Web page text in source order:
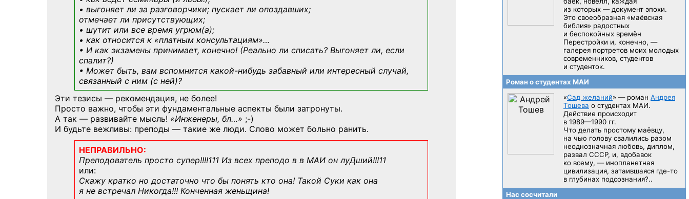
• выгоняет ли за разговорчики; пускает ли опоздавших;
отмечает ли присутствующих;
• шутит или все время угрюм(а);
• как относится к «платным консультациям»…
• И как экзамены принимает, конечно! (Реально ли списать? Выгоняет ли, если
спалит?)
• Может быть, вам вспомнится какой-нибудь забавный или интересный случай,
связанный с ним (с ней)?
Эти тезисы — рекомендация, не более!
Просто важно, чтобы эти фундаментальные аспекты были затронуты.
А так — развивайте мысль! «Инженеры, бл…» ;-)
И будьте вежливы: преподы — такие же люди. Слово может больно ранить.
НЕПРАВИЛЬНО:
Преподователь просто супер!!!!111 Из всех преподо в в МАИ он луДший!!!11
или:
Скажу кратко но достаточно что бы понять кто она! Такой Суки как она
я не встречал Никогда!!! Конченная женьщина!
из которых — документ эпохи.
Это своеобразная «маёвская
библия» радостных
и беспокойных времён
Перестройки и, конечно, —
галерея портретов моих молодых
современников, студентов
и студенток.
Роман о студентах МАИ
«Сад желаний» — роман Андрея
Тошева о студентах МАИ.
Действие происходит
в 1989—1990 гг.
Что делать простому маёвцу,
на чью голову свалились разом
неоднозначная любовь, диплом,
развал CCCP, и, вдобавок
ко всему, — инопланетная
цивилизация, затаившаяся где-то
в глубинах подсознания?..
Нас сосчитали